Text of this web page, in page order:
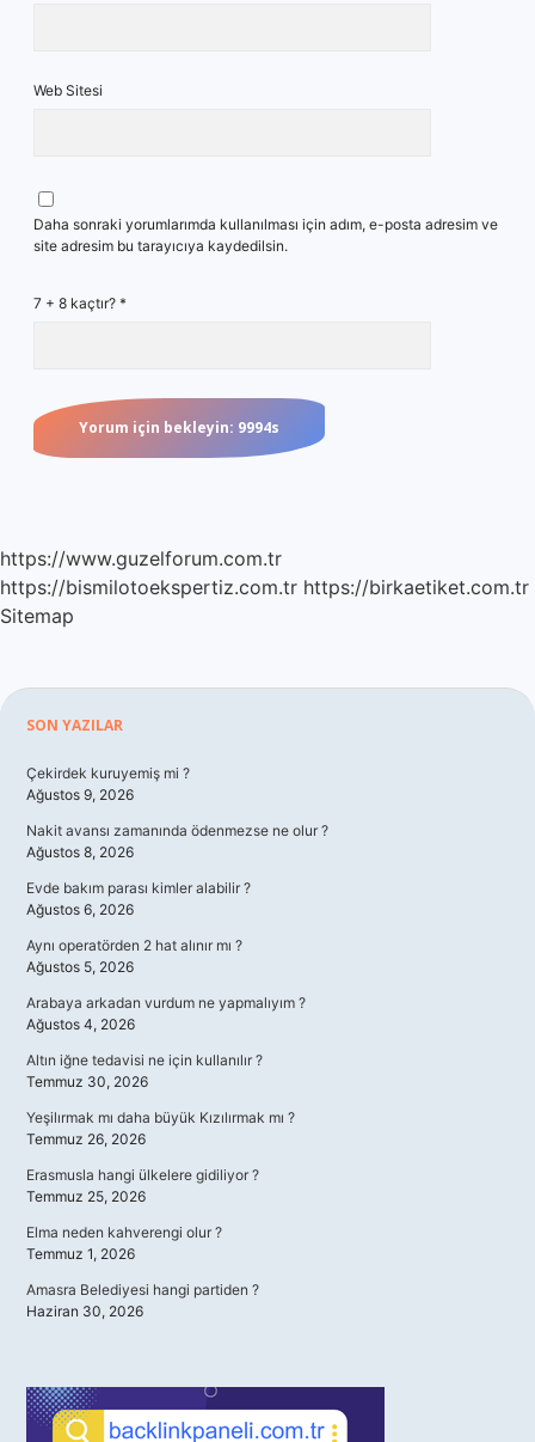
Web Sitesi
Daha sonraki yorumlarımda kullanılması için adım, e-posta adresim ve
site adresim bu tarayıcıya kaydedilsin.
7 + 8 kaçtır? *
https://www.guzelforum.com.tr
https://bismilotoekspertiz.com.tr https://birkaetiket.com.tr
Sitemap
Sidebar
SON YAZILAR
Çekirdek kuruyemiş mi ?
Ağustos 9, 2026
Nakit avansı zamanında ödenmezse ne olur ?
Ağustos 8, 2026
Evde bakım parası kimler alabilir ?
Ağustos 6, 2026
Aynı operatörden 2 hat alınır mı ?
Ağustos 5, 2026
Arabaya arkadan vurdum ne yapmalıyım ?
Ağustos 4, 2026
Altın iğne tedavisi ne için kullanılır ?
Temmuz 30, 2026
Yeşilırmak mı daha büyük Kızılırmak mı ?
Temmuz 26, 2026
Erasmusla hangi ülkelere gidiliyor ?
Temmuz 25, 2026
Elma neden kahverengi olur ?
Temmuz 1, 2026
Amasra Belediyesi hangi partiden ?
Haziran 30, 2026